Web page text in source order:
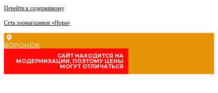
Перейти к содержимому
Сеть зоомагазинов «Нора»
ВОРОНЕЖ
CАЙТ НАХОДИТСЯ НА
МОДЕРНИЗАЦИИ, ПОЭТОМУ ЦЕНЫ
МОГУТ ОТЛИЧАТЬСЯ